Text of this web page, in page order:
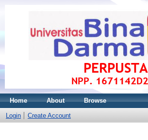
Home About Browse
Login Create Account